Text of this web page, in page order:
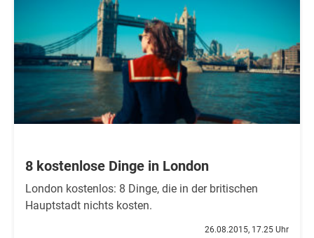
8 kostenlose Dinge in London
London kostenlos: 8 Dinge, die in der britischen
Hauptstadt nichts kosten.
26.08.2015, 17.25 Uhr